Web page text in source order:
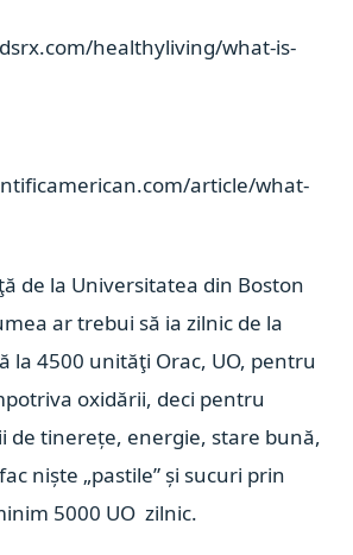
healthyliving/what-is-
article/what-
de la Universitatea din Boston
ar trebui să ia zilnic de la
la 4500 unităţi Orac, UO, pentru
oxidării, deci pentru
de tinerețe, energie, stare bună,
niște „pastile” și sucuri prin
5000 UO zilnic.